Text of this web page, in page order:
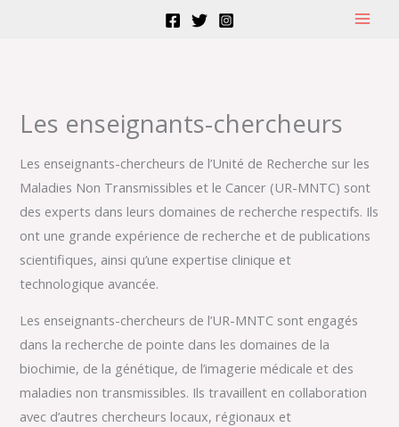
Les enseignants-chercheurs
Les enseignants-chercheurs de l’Unité de Recherche sur les
Maladies Non Transmissibles et le Cancer (UR-MNTC) sont
des experts dans leurs domaines de recherche respectifs. Ils
ont une grande expérience de recherche et de publications
scientifiques, ainsi qu’une expertise clinique et
technologique avancée.
Les enseignants-chercheurs de l’UR-MNTC sont engagés
dans la recherche de pointe dans les domaines de la
biochimie, de la génétique, de l’imagerie médicale et des
maladies non transmissibles. Ils travaillent en collaboration
avec d’autres chercheurs locaux, régionaux et